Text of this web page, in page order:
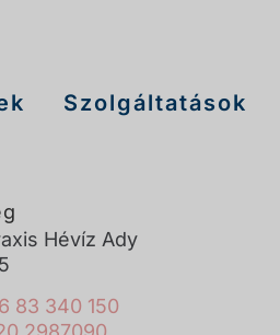
Szolgáltatások
Hévíz Ady
83 340 150